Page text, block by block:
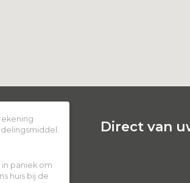
paniek om
huis bij de
Direct van